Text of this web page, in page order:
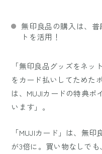
無印良品の購入は、
トを活用！
「無印良品グッズをネ
をカード払いしてためた
は、MUJIカードの特典ポ
います」。
「MUJIカード」は、無
が3倍に。買い物なしで